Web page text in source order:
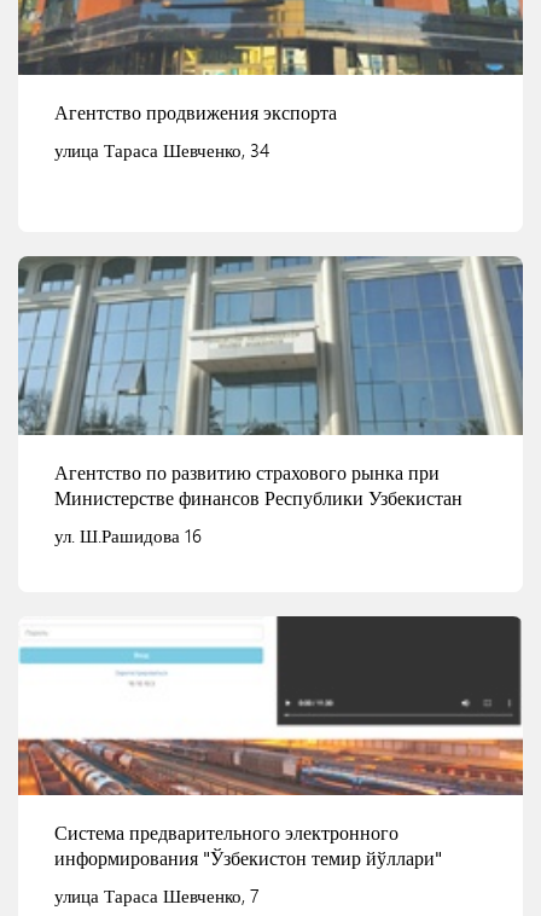
Агентство продвижения экспорта
улица Тараса Шевченко, 34
Смотреть детали
Агентство по развитию страхового рынка при
Министерстве финансов Республики Узбекистан
ул. Ш.Рашидова 16
Смотреть детали
Система предварительного электронного
информирования "Ўзбекистон темир йўллари"
улица Тараса Шевченко, 7